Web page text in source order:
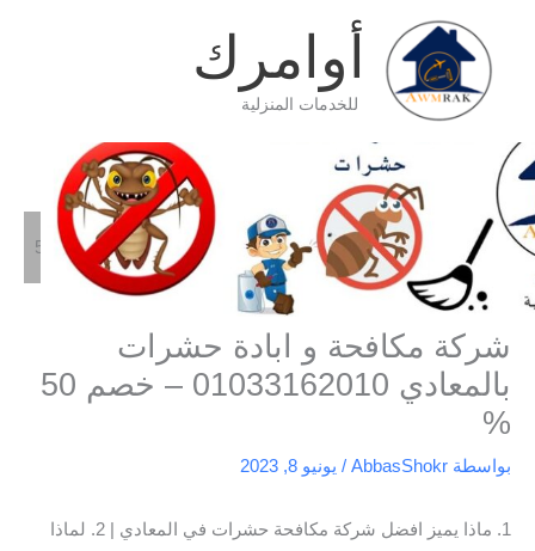
المحتوى
أوامرك
للخدمات المنزلية
الرئيسية
شركة مكافحة
شركة مكافحة و ابادة حشرات بالمعادي 01033162010 – خصم 50
شركة مكافحة و ابادة حشرات
بالمعادي 01033162010 – خصم 50
%
بواسطة AbbasShokr
/ يونيو 8, 2023
1. ماذا يميز افضل شركة مكافحة حشرات في المعادي | 2. لماذا